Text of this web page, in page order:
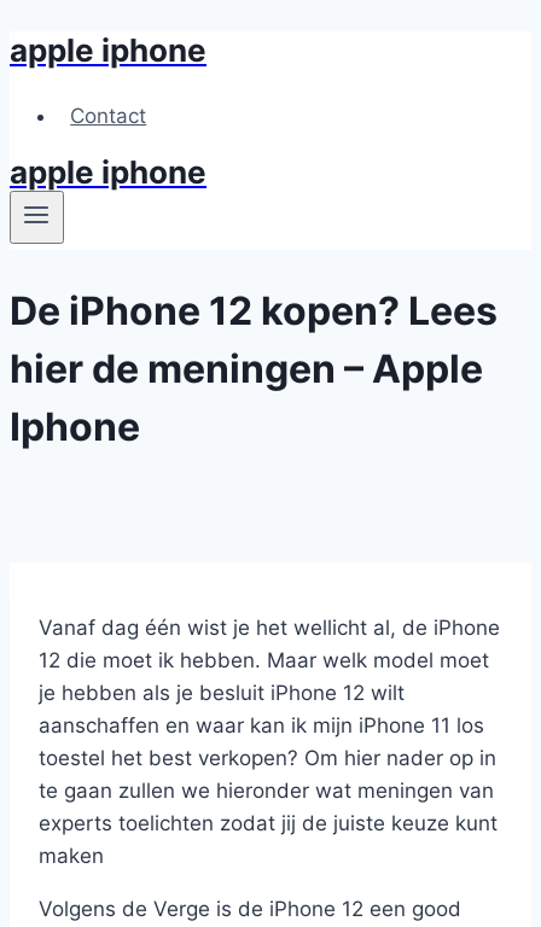
Skip
content
apple iphone
Contact
apple iphone
De iPhone 12 kopen? Lees
hier de meningen – Apple
Iphone
Vanaf dag één wist je het wellicht al, de iPhone
12 die moet ik hebben. Maar welk model moet
je hebben als je besluit iPhone 12 wilt
aanschaffen en waar kan ik mijn iPhone 11 los
toestel het best verkopen? Om hier nader op in
te gaan zullen we hieronder wat meningen van
experts toelichten zodat jij de juiste keuze kunt
maken
Volgens de Verge is de iPhone 12 een good